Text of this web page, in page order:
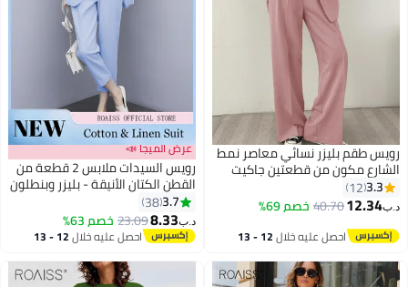
رويس طقم بليزر نسائي معاصر نمط
الشارع مكون من قطعتين جاكيت
بليزر كبير الحجم وبنطلون متناسق
لربيع الخريف ملابس غير رسمية
متعددة الاستخدامات وردي
3.3
12
د.ب‏12.34
40.70خصم 69%
احصل عليه خلال 12 - 13
عرض الميجا 📣
رويس السيدات ملابس 2 قطعة من
القطن الكتان الأنيقة - بليزر وبنطلون
مقصوص مع تصميم جيوب كبيرة
وحزام للاستخدام اليومي والترفيه،
بتصميم فضفاض بسيط.
3.7
38
د.ب‏8.33
23.09خصم 63%
احصل عليه خلال 12 - 13